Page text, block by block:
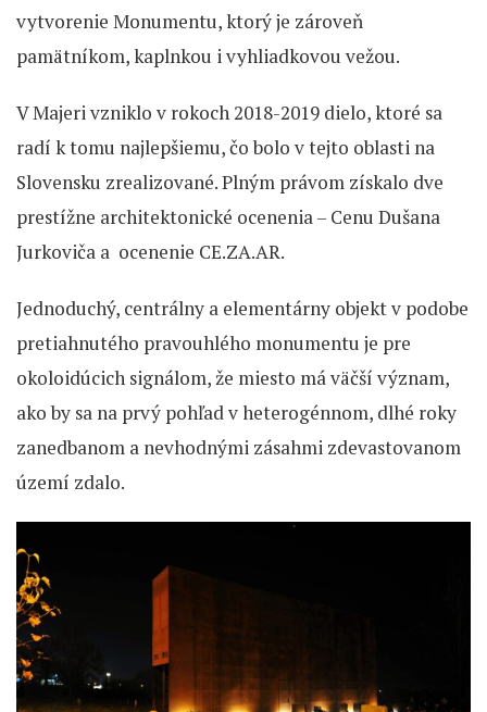
vytvorenie Monumentu, ktorý je zároveň
pamätníkom, kaplnkou i vyhliadkovou vežou.
V Majeri vzniklo v rokoch 2018-2019 dielo, ktoré sa
radí k tomu najlepšiemu, čo bolo v tejto oblasti na
Slovensku zrealizované. Plným právom získalo dve
prestížne architektonické ocenenia – Cenu Dušana
Jurkoviča a ocenenie CE.ZA.AR.
Jednoduchý, centrálny a elementárny objekt v podobe
pretiahnutého pravouhlého monumentu je pre
okoloidúcich signálom, že miesto má väčší význam,
ako by sa na prvý pohľad v heterogénnom, dlhé roky
zanedbanom a nevhodnými zásahmi zdevastovanom
území zdalo.